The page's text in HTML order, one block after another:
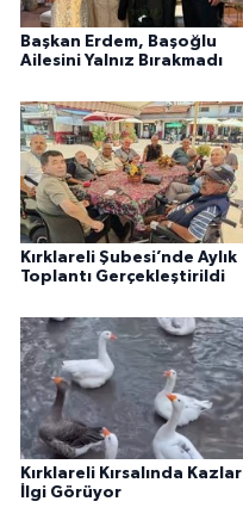
Başkan Erdem, Başoğlu
Ailesini Yalnız Bırakmadı
Kırklareli Şubesi’nde Aylık
Toplantı Gerçekleştirildi
Kırklareli Kırsalında Kazlar
İlgi Görüyor